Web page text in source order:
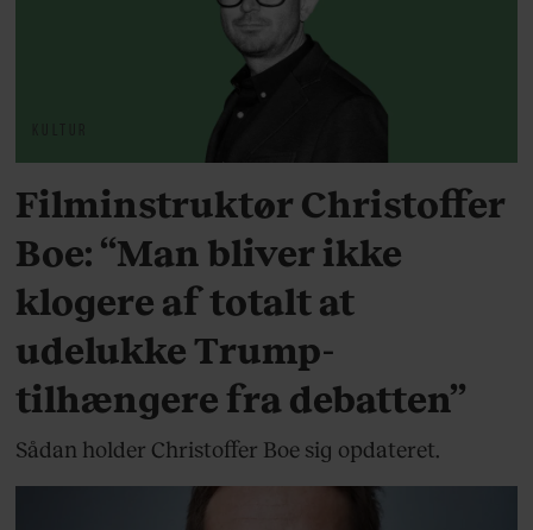
Filminstruktør Christoffer
Boe: “Man bliver ikke
klogere af totalt at
udelukke Trump-
tilhængere fra debatten”
Sådan holder Christoffer Boe sig opdateret.